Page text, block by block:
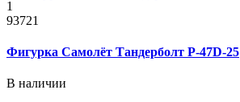
1
93721
Фигурка Самолёт Тандерболт P-47D-25
В наличии